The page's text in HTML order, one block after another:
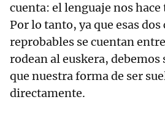
cuenta: el lenguaje nos
Por lo tanto, ya que esas dos
reprobables se cuentan
rodean al euskera, debemos
que nuestra forma de ser
directamente.